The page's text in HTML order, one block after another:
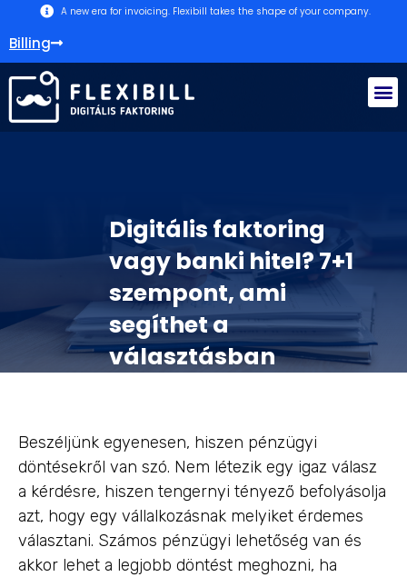
A new era for invoicing. Flexibill takes the shape of your company.
Billing
Digitális faktoring
vagy banki hitel? 7+1
szempont, ami
segíthet a
választásban
Beszéljünk egyenesen, hiszen pénzügyi
döntésekről van szó. Nem létezik egy igaz válasz
a kérdésre, hiszen tengernyi tényező befolyásolja
azt, hogy egy vállalkozásnak melyiket érdemes
választani. Számos pénzügyi lehetőség van és
akkor lehet a legjobb döntést meghozni, ha